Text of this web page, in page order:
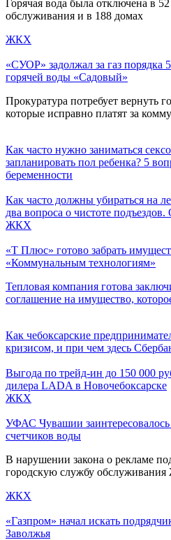
Горячая вода была отключена в
обслуживания и в 188 домах
ЖКХ
«СУОР» задолжал за газ порядка
горячей воды «Садовый»
Прокуратура потребует вернуть
которые исправно платят за
Как часто нужно заниматься
запланировать пол ребенка? 5
беременности
Как часто должны убираться на
два вопроса о чистоте
ЖКХ
«Т Плюс» готово забрать
«Коммунальным технологиям»
Тепловая компания готова
соглашение на имущество,
Как чебоксарские
кризисом, и при чем здесь
Выгода по трейд-ин до 150 000
дилера LADA в Новочебоксарске
ЖКХ
УФАС Чувашии
счетчиков воды
В нарушении закона о рекламе
городскую службу
ЖКХ
«Газпром» начал искать
Заволжья